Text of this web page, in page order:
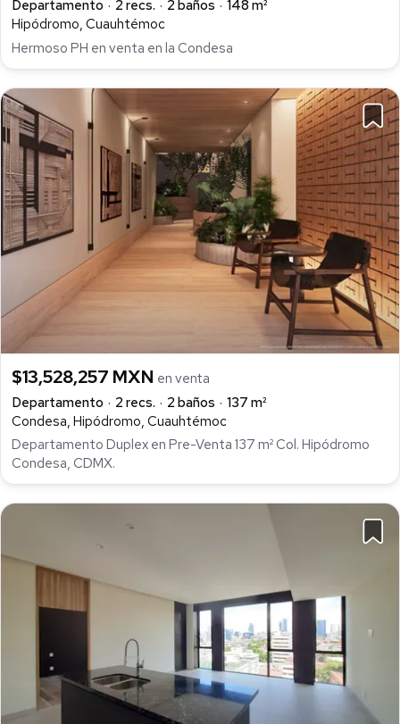
Departamento 2 recs. 2 baños
148 m²
Hipódromo, Cuauhtémoc
Hermoso PH en venta en la Condesa
$13,528,257 MXN en venta
Departamento
2 recs. 2 baños
137 m²
Condesa, Hipódromo, Cuauhtémoc
Departamento Duplex en Pre-Venta 137 m² Col. Hipódromo
Condesa, CDMX.